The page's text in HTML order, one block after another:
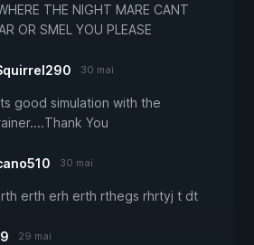
THE NIGHT MARE CANT
OR SMEL YOU PLEASE
30 mai
good simulation with the
You
30 mai
erth erh erth rthegs rhrtyj t dt
29 mai